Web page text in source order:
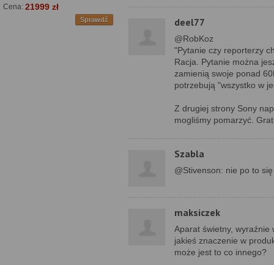
Cena: 21999 zł
Sprawdź deel77
@RobKoz
"Pytanie czy reporterzy
Racja. Pytanie można
zamienią swoje ponad
potrzebują "wszystko w
Z drugiej strony Sony
mogliśmy pomarzyć.
Szabla
@Stivenson: nie po to
maksiczek
Aparat świetny, wyraźnie
jakieś znaczenie w
może jest to co innego?